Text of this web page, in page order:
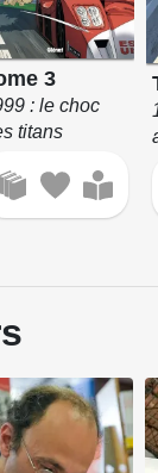
à Ken Miles et
3
: le choc
titans